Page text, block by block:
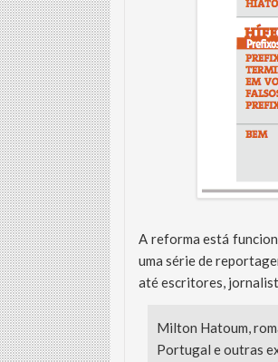
A reforma está
uma série de
até escritores,
Milton Hatoum,
Portugal e outras